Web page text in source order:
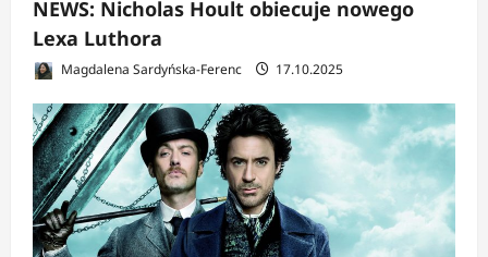
NEWS: Nicholas Hoult obiecuje nowego
Lexa Luthora
Magdalena Sardyńska-Ferenc 17.10.2025